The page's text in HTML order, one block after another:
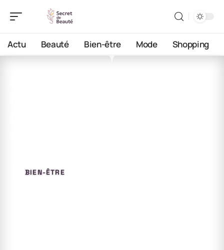
Actu Beauté Bien-être Mode Shopping
BIEN-ÊTRE